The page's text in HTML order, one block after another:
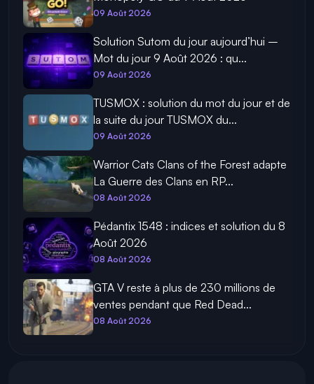
09 Août 2026
Solution Sutom du jour aujourd’hui –
Mot du jour 9 Août 2026 : qu...
09 Août 2026
TUSMOX : solution du mot du jour et de
la suite du jour TUSMOX du...
09 Août 2026
Warrior Cats Clans of the Forest adapte
La Guerre des Clans en RP...
08 Août 2026
Pédantix 1548 : indices et solution du 8
Août 2026
08 Août 2026
GTA V reste à plus de 230 millions de
ventes pendant que Red Dead...
08 Août 2026